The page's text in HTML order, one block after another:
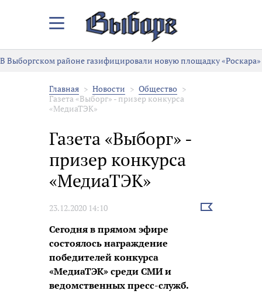
Закрыть/
меню
В Выборгском районе газифицировали новую площадку «Роскара»
Главная Новости
Общество
Газета «Выборг» - призер конкурса
«МедиаТЭК»
Газета «Выборг» -
призер конкурса
«МедиаТЭК»
23.12.2020 14:10
Выбрать
Сегодня в прямом эфире
состоялось награждение
победителей конкурса
«МедиаТЭК» среди СМИ и
ведомственных пресс-служб.